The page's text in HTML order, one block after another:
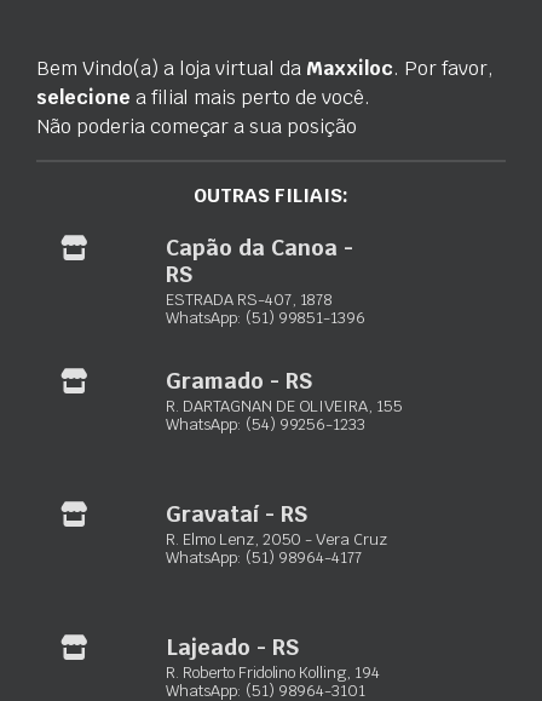
Disponível
Orçar via WhatsApp
Disponível
Orçar via WhatsApp
MOTOBOMBA BFG 2” S
Consulte o preço
Orçar via WhatsApp
ÓLEO ROCUT BR 5L / 20L
Consulte o preço
Orçar via WhatsApp
ROSQUEADEIRA SUPER EGO
Orçar via WhatsApp
ROSQUEADEIRA SUPERTONIC
2000
Orçar via WhatsApp
Bem Vindo(a) a loja virtual da Maxxiloc. Por favor,
selecione a filial mais perto de você.
Não poderia começar a sua posição
OUTRAS FILIAIS:
Capão da Canoa -
RS
ESTRADA RS-407, 1878
WhatsApp: (51) 99851-1396
Gramado - RS
R. DARTAGNAN DE OLIVEIRA, 155
WhatsApp: (54) 99256-1233
Gravataí - RS
R. Elmo Lenz, 2050 - Vera Cruz
WhatsApp: (51) 98964-4177
Lajeado - RS
R. Roberto Fridolino Kolling, 194
WhatsApp: (51) 98964-3101